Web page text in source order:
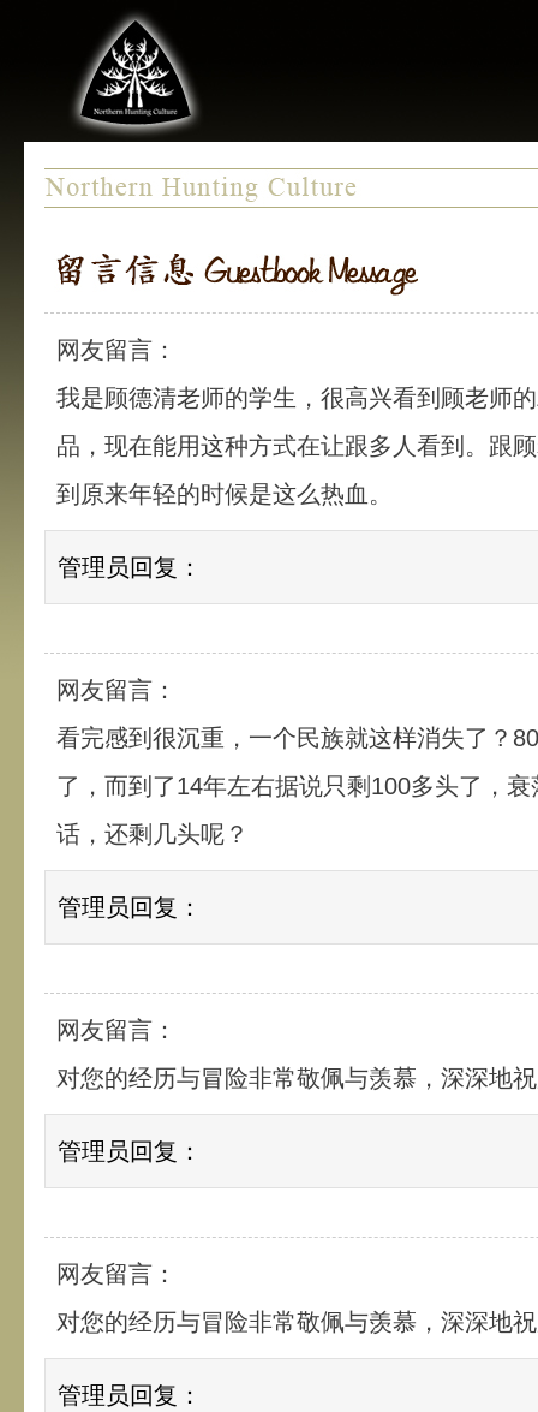
网友留言：
我是顾德清老师的学生，很高兴看到顾老师
品，现在能用这种方式在让跟多人看到。跟
到原来年轻的时候是这么热血。
管理员回复：
网友留言：
看完感到很沉重，一个民族就这样消失了？
了，而到了14年左右据说只剩100多头了，
话，还剩几头呢？
管理员回复：
网友留言：
对您的经历与冒险非常敬佩与羡慕，深深地
管理员回复：
网友留言：
对您的经历与冒险非常敬佩与羡慕，深深地
管理员回复：